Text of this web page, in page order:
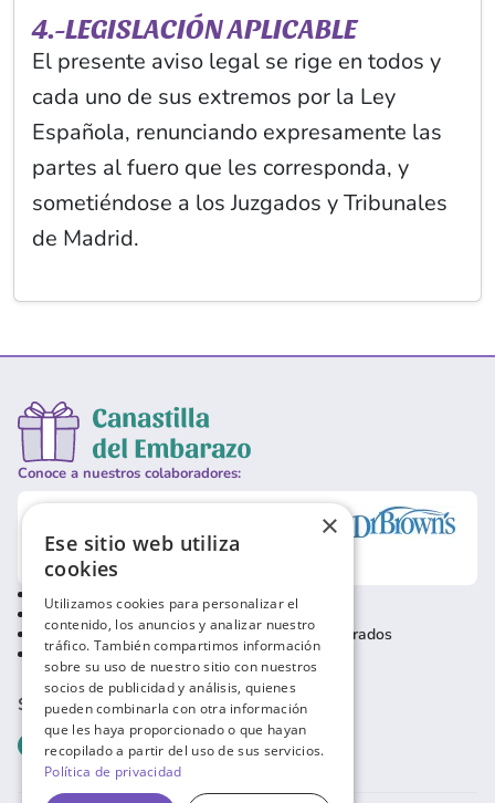
4.-LEGISLACIÓN APLICABLE
El presente aviso legal se rige en todos y
cada uno de sus extremos por la Ley
Española, renunciando expresamente las
partes al fuero que les corresponda, y
sometiéndose a los Juzgados y Tribunales
de Madrid.
Conoce a nuestros colaboradores:
Política de privacidad
Política de cookies
Condiciones de uso
Aviso Legal
Contacto usuarios
Contacto empresas
Baja usuarios registrados
SÍGUENOS EN REDES SOCIALES
×
Ese sitio web utiliza
cookies
Utilizamos cookies para personalizar el
contenido, los anuncios y analizar nuestro
tráfico. También compartimos información
sobre su uso de nuestro sitio con nuestros
socios de publicidad y análisis, quienes
pueden combinarla con otra información
que les haya proporcionado o que hayan
recopilado a partir del uso de sus servicios.
Política de privacidad